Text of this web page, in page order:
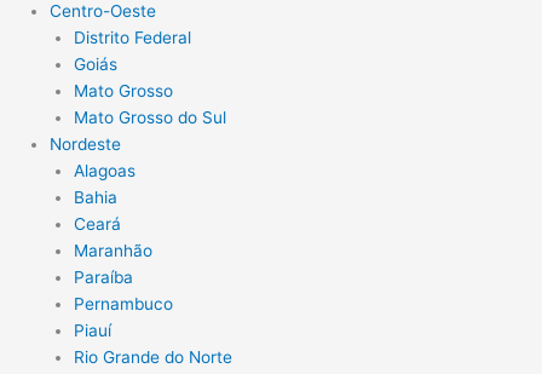
Centro-Oeste
Distrito Federal
Goiás
Mato Grosso
Mato Grosso do Sul
Nordeste
Alagoas
Bahia
Ceará
Maranhão
Paraíba
Pernambuco
Piauí
Rio Grande do Norte